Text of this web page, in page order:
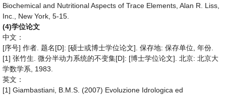
Biochemical and Nutritional Aspects of Trace Elements, Alan R. Liss,
Inc., New York, 5-15.
(4)学位论文
中文：
[序号] 作者 题名 [D]: [硕士或博士学位论文]. 保存地: 保存单位 年份
[1] 张竹生 微分半动力系统的不变集[D]: [博士学位论文]. 北京: 北京大
学数学系 , 1983.
英文：
[1] Giambastiani, B.M.S. (2007) Evoluzione Idrologica ed